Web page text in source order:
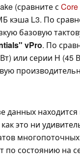
(сравните с
кэша L3. По
базовую
vPro. По
или серии H (45
данных находится
это ни
состоянию на